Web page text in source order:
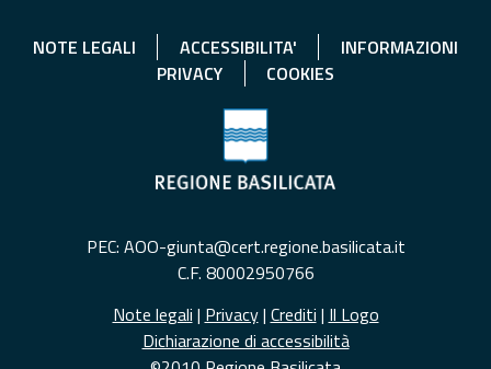
NOTE LEGALI ACCESSIBILITA'
INFORMAZIONI
PRIVACY
COOKIES
PEC: AOO-giunta@cert.regione.basilicata.it
C.F. 80002950766
Note legali | Privacy| Crediti | Il Logo
Dichiarazione di accessibilità